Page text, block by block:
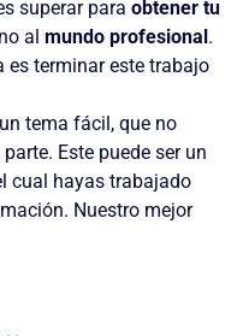
superar para obtener tu
al mundo profesional.
es terminar este trabajo
tema fácil, que no
Este puede ser un
cual hayas trabajado
Nuestro mejor